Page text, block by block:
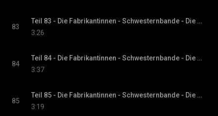
83
Teil 83 - Die Fabrikantinnen - Schwesternbande - Die Fabrikantinnen-Saga, Band 1
3:26
84
Teil 84 - Die Fabrikantinnen - Schwesternbande - Die Fabrikantinnen-Saga, Band 1
3:37
85
Teil 85 - Die Fabrikantinnen - Schwesternbande - Die Fabrikantinnen-Saga, Band 1
3:19